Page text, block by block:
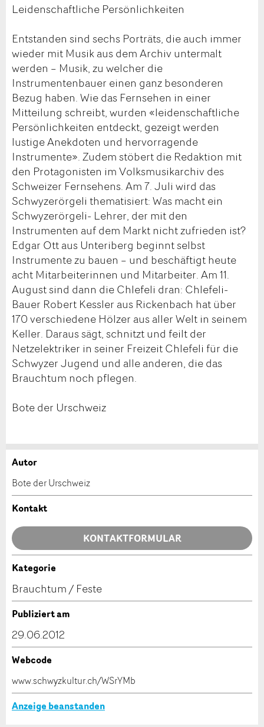
Leidenschaftliche Persönlichkeiten
Entstanden sind sechs Porträts, die auch immer
wieder mit Musik aus dem Archiv untermalt
werden – Musik, zu welcher die
Instrumentenbauer einen ganz besonderen
Bezug haben. Wie das Fernsehen in einer
Mitteilung schreibt, wurden «leidenschaftliche
Persönlichkeiten entdeckt, gezeigt werden
lustige Anekdoten und hervorragende
Instrumente». Zudem stöbert die Redaktion mit
den Protagonisten im Volksmusikarchiv des
Schweizer Fernsehens. Am 7. Juli wird das
Schwyzerörgeli thematisiert: Was macht ein
Schwyzerörgeli- Lehrer, der mit den
Instrumenten auf dem Markt nicht zufrieden ist?
Edgar Ott aus Unteriberg beginnt selbst
Instrumente zu bauen – und beschäftigt heute
acht Mitarbeiterinnen und Mitarbeiter. Am 11.
August sind dann die Chlefeli dran: Chlefeli-
Bauer Robert Kessler aus Rickenbach hat über
170 verschiedene Hölzer aus aller Welt in seinem
Keller. Daraus sägt, schnitzt und feilt der
Netzelektriker in seiner Freizeit Chlefeli für die
Schwyzer Jugend und alle anderen, die das
Brauchtum noch pflegen.
Bote der Urschweiz
Anzeige beanstanden
Ihr Feedback wird sehr geschätzt!
Allgemeines Feedback
Anzeige nicht mehr gültig
Anzeige unvollständig
Anzeige weiterempfehlen
Empfehlen Sie diese Anzeige an Freunde weiter.
* Eingabe erforderlich
Autor
Bote der Urschweiz
Kontakt
KONTAKTFORMULAR
Kontakt
Verfassen Sie eine Nachricht für die Kontaktpersonen
Kategorie
Brauchtum / Feste
Publiziert am
29.06.2012
Webcode
www.schwyzkultur.ch/WSrYMb
Anzeige beanstanden